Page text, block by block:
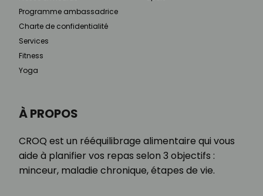
À PROPOS
CROQ est un rééquilibrage alimentaire qui vous
aide à planifier vos repas selon 3 objectifs :
minceur, maladie chronique, étapes de vie.
Programme ambassadrice
Charte de confidentialité
Services
Fitness
Yoga